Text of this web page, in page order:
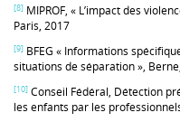
[8] MIPROF, « L’impact des
Paris, 2017
[9] BFEG « Informations
situations de séparation »,
[10] Conseil Fédéral, Détection
les enfants par les